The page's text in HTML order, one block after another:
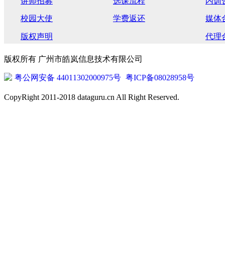
校园大使 学费返还 媒体
版权声明 代理
版权所有 广州市皓岚信息技术有限公司
粤公网安备 44011302000975号 粤ICP备08028958号
CopyRight 2011-2018 dataguru.cn All Right Reserved.